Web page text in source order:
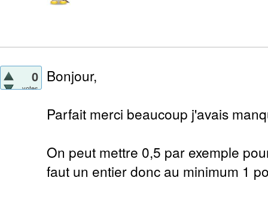
0
votes
Bonjour,
Parfait merci beaucoup j'avais
On peut mettre 0,5 par exemple
faut un entier donc au minimum 1